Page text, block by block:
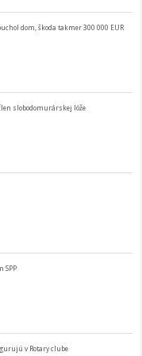
dom, škoda takmer 300 000 EUR
slobodomurárskej lóže
SPP
v Rotary clube